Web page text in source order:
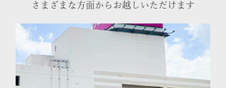
さまざまな方面からお越しいただけます